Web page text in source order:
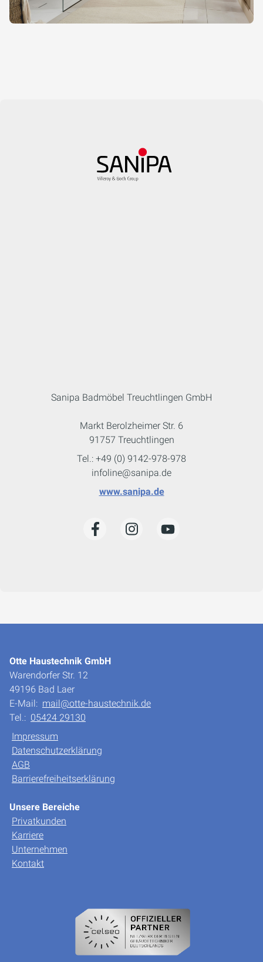
Sanipa Badmöbel Treuchtlingen GmbH
Markt Berolzheimer Str. 6
91757 Treuchtlingen
Tel.: +49 (0) 9142-978-978
infoline@sanipa.de
www.sanipa.de
Otte Haustechnik GmbH
Warendorfer Str. 12
49196 Bad Laer
E-Mail: mail@otte-haustechnik.de
Tel.: 05424 29130
Impressum
Datenschutzerklärung
AGB
Barrierefreiheitserklärung
Unsere Bereiche
Privatkunden
Karriere
Unternehmen
Kontakt